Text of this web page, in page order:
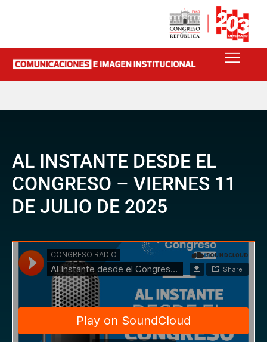
AL INSTANTE DESDE EL
CONGRESO – VIERNES 11
DE JULIO DE 2025